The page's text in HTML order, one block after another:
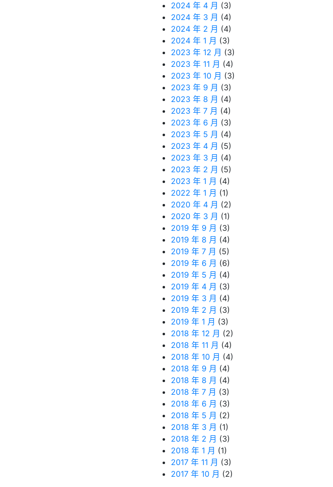
2024 年 4 月 (3)
2024 年 3 月 (4)
2024 年 2 月 (4)
2024 年 1 月 (3)
2023 年 12 月 (3)
2023 年 11 月 (4)
2023 年 10 月 (3)
2023 年 9 月 (3)
2023 年 8 月 (4)
2023 年 7 月 (4)
2023 年 6 月 (3)
2023 年 5 月 (4)
2023 年 4 月 (5)
2023 年 3 月 (4)
2023 年 2 月 (5)
2023 年 1 月 (4)
2022 年 1 月 (1)
2020 年 4 月 (2)
2020 年 3 月 (1)
2019 年 9 月 (3)
2019 年 8 月 (4)
2019 年 7 月 (5)
2019 年 6 月 (6)
2019 年 5 月 (4)
2019 年 4 月 (3)
2019 年 3 月 (4)
2019 年 2 月 (3)
2019 年 1 月 (3)
2018 年 12 月 (2)
2018 年 11 月 (4)
2018 年 10 月 (4)
2018 年 9 月 (4)
2018 年 8 月 (4)
2018 年 7 月 (3)
2018 年 6 月 (3)
2018 年 5 月 (2)
2018 年 3 月 (1)
2018 年 2 月 (3)
2018 年 1 月 (1)
2017 年 11 月 (3)
2017 年 10 月 (2)